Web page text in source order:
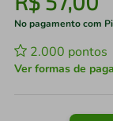
No pagamento com
2.000 pontos
Ver formas de